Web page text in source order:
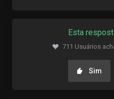
Esta
711 Usuários
Sim